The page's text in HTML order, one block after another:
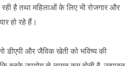
है तथा महिलाओं के लिए भी रोजगार और
हो रहे हैं।
डीएपी और जैविक खेती को भविष्य की